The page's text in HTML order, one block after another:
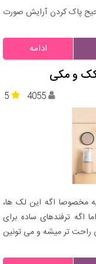
پاک کردن آرایش صورت
ادامه
کک و مکی
5 4055
مخصوصا اگه این لک ها،
ترفندهای ساده برای
راحت تر میشه و می تونین